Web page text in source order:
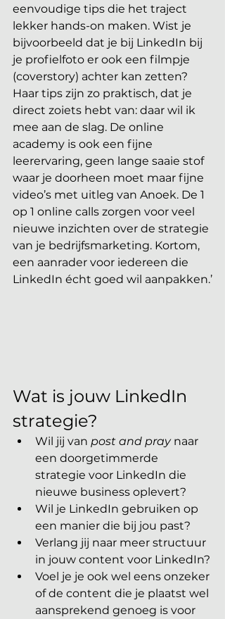
eenvoudige tips die het traject
lekker hands-on maken. Wist je
bijvoorbeeld dat je bij LinkedIn bij
je profielfoto er ook een filmpje
(coverstory) achter kan zetten?
Haar tips zijn zo praktisch, dat je
direct zoiets hebt van: daar wil ik
mee aan de slag. De online
academy is ook een fijne
leerervaring, geen lange saaie stof
waar je doorheen moet maar fijne
video’s met uitleg van Anoek. De 1
op 1 online calls zorgen voor veel
nieuwe inzichten over de strategie
van je bedrijfsmarketing. Kortom,
een aanrader voor iedereen die
LinkedIn écht goed wil aanpakken.’
Wat is jouw LinkedIn
strategie?
Wil jij van post and pray naar
een doorgetimmerde
strategie voor LinkedIn die
nieuwe business oplevert?
Wil je LinkedIn gebruiken op
een manier die bij jou past?
Verlang jij naar meer structuur
in jouw content voor LinkedIn?
Voel je je ook wel eens onzeker
of de content die je plaatst wel
aansprekend genoeg is voor